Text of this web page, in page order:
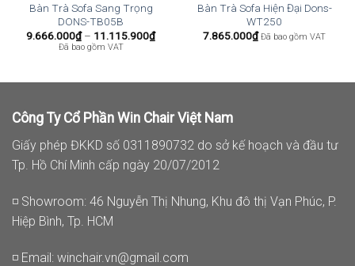
Bàn Trà Sofa Sang Trọng
DONS-TB05B
9.666.000₫ – 11.115.900₫Khoảng
giá:
11.115.900₫
Đã bao gồm VAT
Bàn Trà Sofa Hiện Đại Dons-
WT250
7.865.000₫ Đã bao gồm VAT
Công Ty Cổ Phần Win Chair Việt Nam
Giấy phép ĐKKD số 0311890732 do sở kế hoạch và đầu tư
Tp. Hồ Chí Minh cấp ngày 20/07/2012
◽ Showroom: 46 Nguyễn Thị Nhung, Khu đô thị Vạn Phúc, P.
Hiệp Bình, Tp. HCM
◽ Email: winchair.vn@gmail.com